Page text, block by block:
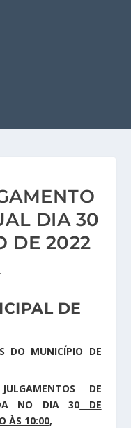
DIA 30
DE 2022
DE
DO MUNICÍPIO DE
DE
NO DIA 30 DE
ÀS 10:00,